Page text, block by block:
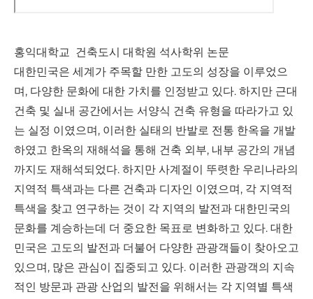
홍익대학교 건축도시 대학원 석사학위 논문
대한민국은 세계가 주목할 만한 고도의 성장을 이루었으
며, 다양한 문화에 대한 가치를 인정받고 있다. 하지만 근대
건축 및 실내 공간에서는 서양식 건축 유형을 따라가고 있
는 실정 이였으며, 이러한 실태의 반발로 전통 한옥을 개발
하였고 한옥의 재해석을 통해 건축 외부, 내부 공간의 개념
까지도 재해석되었다. 하지만 사계절이 뚜렷한 우리나라의
지역적 특색과는 다른 건축과 디자인 이였으며, 각 지역적
특색을 찾고 연구하는 것이 각 지역의 발전과 대한민국의
문화를 계승하는데 더 중요한 목표로 변화하고 있다. 대한
민국은 고도의 발전과 더불어 다양한 관광객들이 찾아오고
있으며, 많은 관심이 집중되고 있다. 이러한 관광객의 지속
적인 방문과 관광 산업의 발전을 위해서는 각 지역별 특색